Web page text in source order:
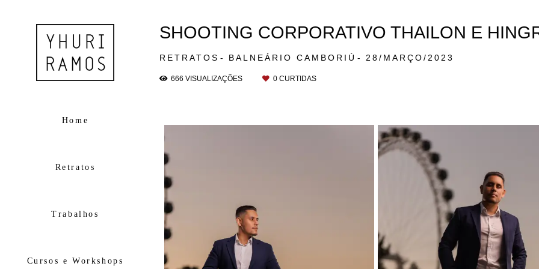
Home
Retratos
Trabalhos
Cursos e Workshops
RETRATOS BALNEÁRIO CAMBORIÚ 28/MARÇO/2023
SHOOTING CORPORATIVO THAILON E
666 VISUALIZAÇÕES 0 CURTIDAS